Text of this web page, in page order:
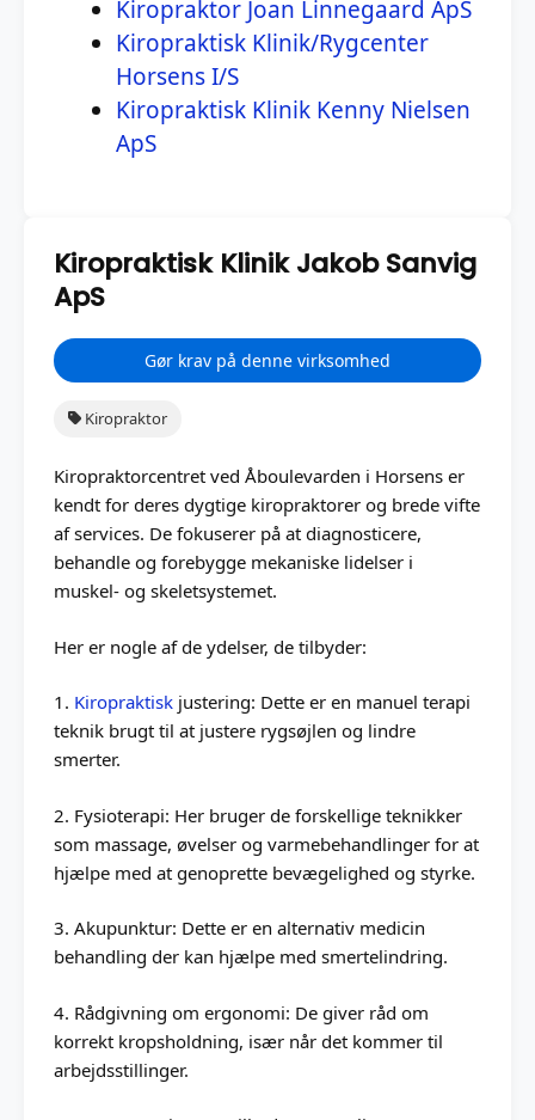
Kiropraktor Joan Linnegaard ApS
Kiropraktisk Klinik/Rygcenter
Horsens I/S
Kiropraktisk Klinik Kenny Nielsen
ApS
Kiropraktisk Klinik Jakob Sanvig
ApS
Gør krav på denne virksomhed
Kiropraktor
Kiropraktorcentret ved Åboulevarden i Horsens er
kendt for deres dygtige kiropraktorer og brede vifte
af services. De fokuserer på at diagnosticere,
behandle og forebygge mekaniske lidelser i
muskel- og skeletsystemet.
Her er nogle af de ydelser, de tilbyder:
1. Kiropraktisk justering: Dette er en manuel terapi
teknik brugt til at justere rygsøjlen og lindre
smerter.
2. Fysioterapi: Her bruger de forskellige teknikker
som massage, øvelser og varmebehandlinger for at
hjælpe med at genoprette bevægelighed og styrke.
3. Akupunktur: Dette er en alternativ medicin
behandling der kan hjælpe med smertelindring.
4. Rådgivning om ergonomi: De giver råd om
korrekt kropsholdning, især når det kommer til
arbejdsstillinger.